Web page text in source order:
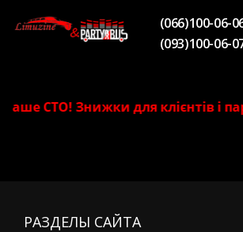
(066)100-06-
(093)100-06-
Наше СТО! Знижки для клієнтів і
РАЗДЕЛЫ САЙТА